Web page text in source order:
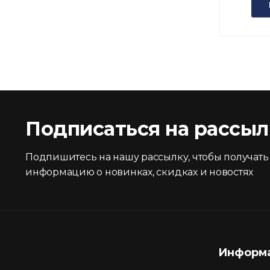
Подписаться на
Подпишитесь на нашу рассылку, чтобы получать
информацию о новинках, скидках и новостях